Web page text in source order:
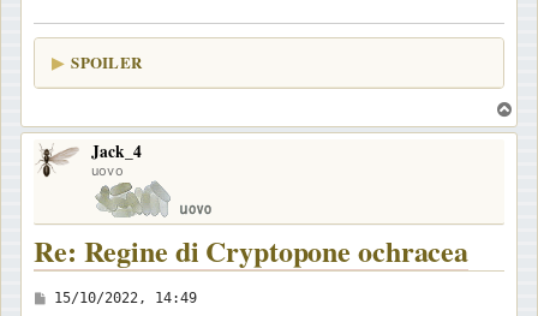
i
o
SPOILER
o
Jack_4
uovo
Re: Regine di Cryptopone ochracea
M15/10/2022, 14:49